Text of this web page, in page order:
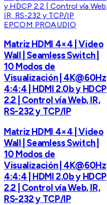
EPCOM PROAUDIO
Matriz HDMI 4×4 | Video
Wall | Seamless Switch |
10 Modos de
Visualización | 4K@60Hz
4:4:4 | HDMI 2.0b y HDCP
2.2 | Control vía Web, IR,
RS-232 y TCP/IP
Matriz HDMI 4×4 | Video
Wall | Seamless Switch |
10 Modos de
Visualización | 4K@60Hz
4:4:4 | HDMI 2.0b y HDCP
2.2 | Control vía Web, IR,
RS-232 y TCP/IP